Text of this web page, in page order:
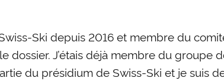
Ski depuis 2016 et membre du
dossier. J’étais déjà membre du
du présidium de Swiss-Ski et je suis